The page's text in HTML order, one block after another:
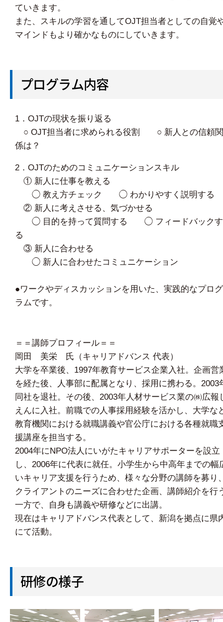
ていきます。
また、スキルの学習を通してOJT担当者としての自覚
マインドもより確かなものにしていきます。
プログラム内容
1．OJTの現状を振り返る
○ OJT担当者に求められる役割 ○ 新人との信頼関
係は？
2．OJTのためのコミュニケーションスキル
① 新人に仕事を教える
◯ 教え方チェック ◯ わかりやすく説明する
② 新人に考えさせる、気づかせる
◯ 目的を持って質問する ◯ フィードバックす
る
③ 新人に合わせる
◯ 新人に合わせたコミュニケーション
●ワークやディスカッションを用いた、実践的なプログ
ラムです。
＝＝講師プロフィール＝＝
岡田 美栄 氏（キャリアドバンス 代表）
大学を卒業後、1997年教育サービス企業入社。企画営
を経た後、人事部に配属となり、採用に携わる。2003
同社を退社。その後、2003年人材サービス業の㈱広報
えんに入社。前職での人事採用経験を活かし、大学な
教育機関における就職講義や官公庁における各種就職
援講座を担当する。
2004年にNPO法人にいがたキャリアサポーターを設立
し、2006年に代表に就任。小学生から中高年までの幅
いキャリア支援を行うため、様々な分野の講師を募り
クライアントのニーズに合わせた企画、講師紹介を行
一方で、自身も講義や研修などに出講。
現在はキャリアドバンス代表として、新潟を拠点に県
にて活動。
研修の様子